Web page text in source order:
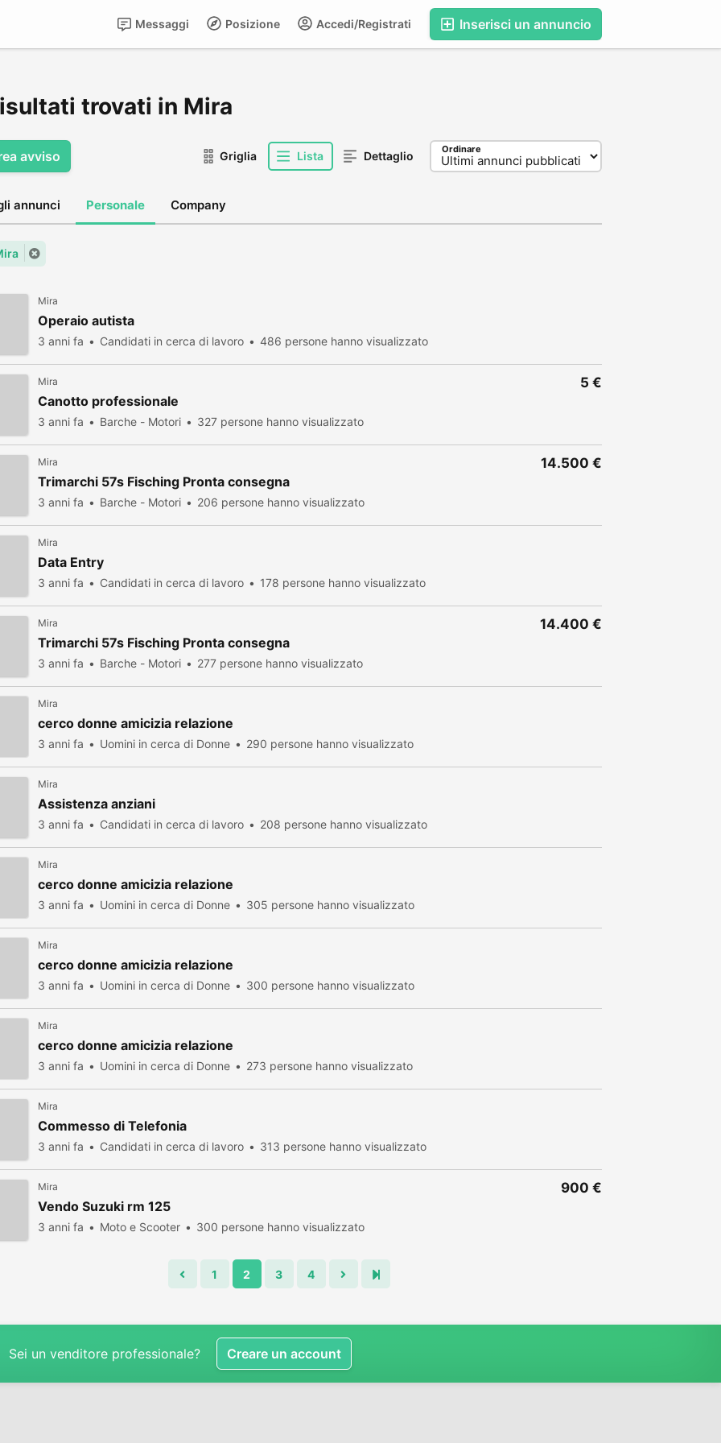
Inserisci un annuncio
Accedi/Registrati
Posizione
Messaggi
trovati in Mira
avviso Griglia Lista Dettaglio Ordinare
annunci Personale Company
Mira
Operaio autista
3 anni fa Candidati in cerca di lavoro 486 persone hanno visualizzato
Mira
Canotto professionale
3 anni fa Barche - Motori 327 persone hanno visualizzato
5 €
Mira
Trimarchi 57s Fisching Pronta consegna
3 anni fa Barche - Motori 206 persone hanno visualizzato
14.500 €
Mira
Data Entry
3 anni fa Candidati in cerca di lavoro 178 persone hanno visualizzato
Mira
Trimarchi 57s Fisching Pronta consegna
3 anni fa Barche - Motori 277 persone hanno visualizzato
14.400 €
Mira
cerco donne amicizia relazione
3 anni fa Uomini in cerca di Donne 290 persone hanno visualizzato
Mira
Assistenza anziani
3 anni fa Candidati in cerca di lavoro 208 persone hanno visualizzato
Mira
cerco donne amicizia relazione
3 anni fa Uomini in cerca di Donne 305 persone hanno visualizzato
Mira
cerco donne amicizia relazione
3 anni fa Uomini in cerca di Donne 300 persone hanno visualizzato
Mira
cerco donne amicizia relazione
3 anni fa Uomini in cerca di Donne 273 persone hanno visualizzato
Mira
Commesso di Telefonia
3 anni fa Candidati in cerca di lavoro 313 persone hanno visualizzato
Mira
Vendo Suzuki rm 125
3 anni fa Moto e Scooter 300 persone hanno visualizzato
900 €
1 2 3 4
Sei un venditore professionale? Creare un account